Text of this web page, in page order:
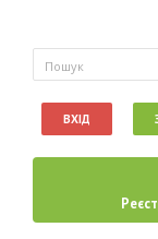
Пошук
ВХІД